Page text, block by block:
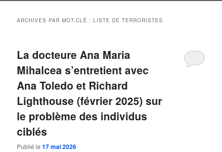
ARCHIVES PAR MOT-CLÉ :LISTE DE TERRORISTES
La docteure Ana Maria
Mihalcea s’entretient avec
Ana Toledo et Richard
Lighthouse (février 2025) sur
le problème des individus
ciblés
Publié le17 mai 2026